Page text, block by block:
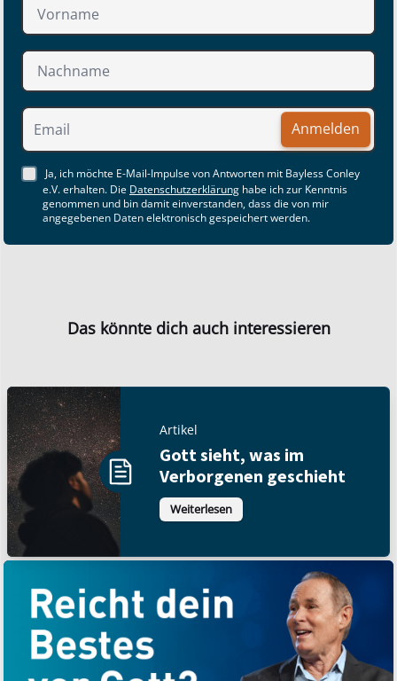
Anmelden
Ja, ich möchte E-Mail-Impulse von Antworten mit Bayless Conley
e.V. erhalten. Die Datenschutzerklärung habe ich zur Kenntnis
genommen und bin damit einverstanden, dass die von mir
angegebenen Daten elektronisch gespeichert werden.
Das könnte dich auch interessieren
Artikel
Gott sieht, was im
Verborgenen geschieht
Weiterlesen